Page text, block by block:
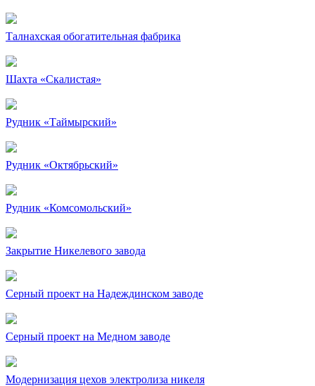
Талнахская обогатительная фабрика
Шахта «Скалистая»
Рудник «Таймырский»
Рудник «Октябрьский»
Рудник «Комсомольский»
Закрытие Никелевого завода
Серный проект на Надеждинском заводе
Серный проект на Медном заводе
Модернизация цехов электролиза никеля